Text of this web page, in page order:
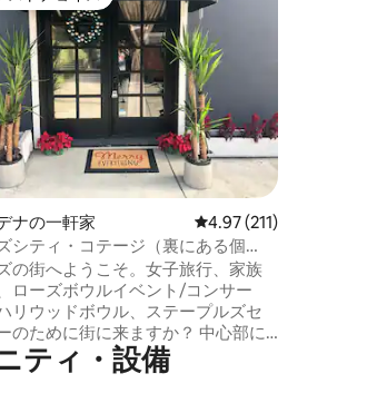
星中4.97つ星の平均評価
ナの一軒家 レビュー211件、5つ
4.97 (211)
シティ・コテージ（裏にある個
の街へようこそ。女子旅行、家族
ローズボウルイベント/コンサー
リウッドボウル、ステープルズセ
のために街に来ますか？ 中心部に
、新しく改装された、平和な2ベッ
ムと1バスルームのゲストハウス
テ⁠ィ⁠・⁠設⁠備